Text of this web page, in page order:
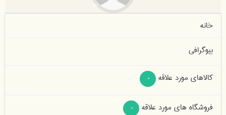
خانه
بیوگرافی
کالاهای مورد علاقه
0
فروشگاه های مورد علاقه 0